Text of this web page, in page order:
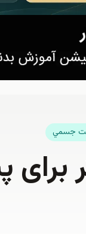
جسمي